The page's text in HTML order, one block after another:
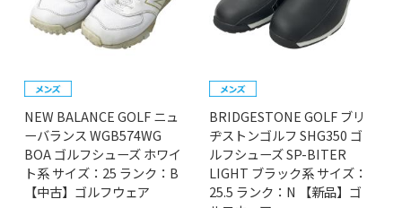
NEW BALANCE GOLF ニュ
ーバランス WGB574WG
BOA ゴルフシューズ ホワイ
ト系 サイズ：25 ランク：B
【中古】ゴルフウェア
BRIDGESTONE GOLF ブリ
ヂストンゴルフ SHG350 ゴ
ルフシューズ SP-BITER
LIGHT ブラック系 サイズ：
25.5 ランク：N 【新品】ゴ